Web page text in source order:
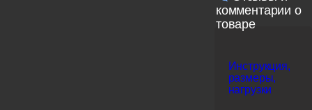
комментарии о
товаре
Инструкция,
размеры,
нагрузки